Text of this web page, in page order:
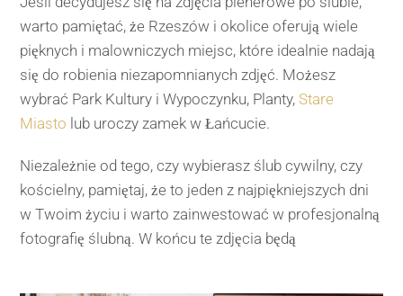
warto pamiętać, że Rzeszów i okolice oferują wiele
pięknych i malowniczych miejsc, które idealnie nadają
się do robienia niezapomnianych zdjęć. Możesz
wybrać Park Kultury i Wypoczynku, Planty,Stare
Miasto lub uroczy zamek w Łańcucie.
Niezależnie od tego, czy wybierasz ślub cywilny, czy
kościelny, pamiętaj, że to jeden z najpiękniejszych dni
w Twoim życiu i warto zainwestować w profesjonalną
fotografię ślubną. W końcu te zdjęcia będą